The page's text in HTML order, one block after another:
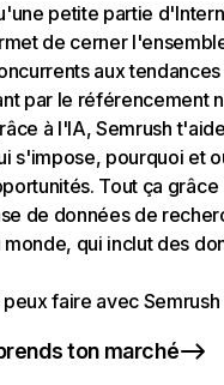
petite partie
de cerner
aux
par le référencement
à l'IA, Semrush
s'impose, pourquoi et
Tout ça grâce
de données de
qui inclut des
faire avec Semrush
ton marché